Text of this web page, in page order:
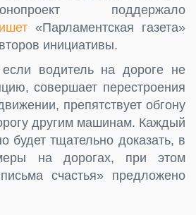
поддержало
«Парламентская газета»
инициативы.
водитель на дороге не
совершает перестроения
препятствует обгону
другим машинам. Каждый
будет тщательно доказать, в
на дорогах, при этом
счастья» предложено